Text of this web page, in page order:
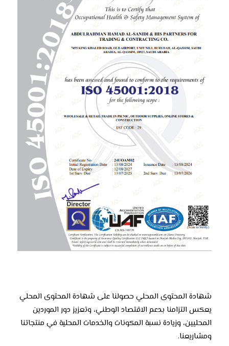
شهادة المحتوى المحلي حصولنا على شهادة المحتوى المحلي
يعكس التزامنا بدعم الاقتصاد الوطني، وتعزيز دور الموردين
المحليين، وزيادة نسبة المكونات والخدمات المحلية في منتجاتنا
ومشاريعنا.